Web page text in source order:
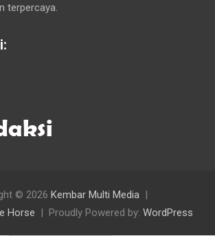
terpercaya.
© 2026 Kembar Multi Media
Horse Proudly Powered by: WordPress